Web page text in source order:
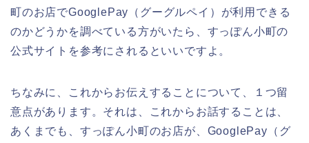
町のお店でGooglePay（グーグルペイ）が利用できる
のかどうかを調べている方がいたら、すっぽん小町の
公式サイトを参考にされるといいですよ。
ちなみに、これからお伝えすることについて、１つ留
意点があります。それは、これからお話することは、
あくまでも、すっぽん小町のお店が、GooglePay（グ